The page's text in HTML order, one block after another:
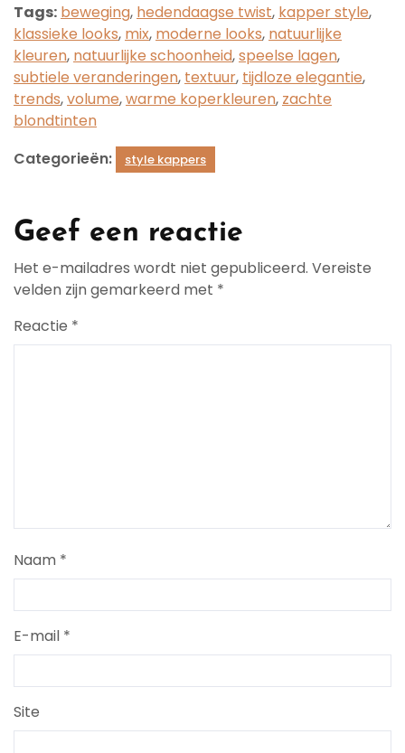
Tags: beweging, hedendaagse twist, kapper style,
klassieke looks, mix, moderne looks, natuurlijke
kleuren, natuurlijke schoonheid,speelse lagen,
subtiele veranderingen, textuur, tijdloze elegantie,
trends,volume,warme koperkleuren, zachte
blondtinten
Categorieën:
style kappers
Geef een reactie
Het e-mailadres wordt niet gepubliceerd. Vereiste
velden zijn gemarkeerd met *
Reactie *
Naam *
E-mail *
Site